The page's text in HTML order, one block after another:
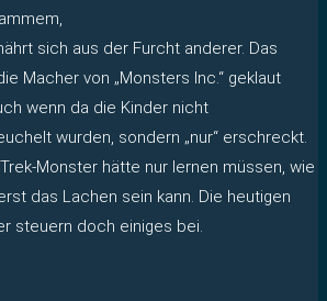
sich aus der Furcht anderer. Das
Macher von „Monsters Inc.“ geklaut
wenn da die Kinder nicht
wurden, sondern „nur“ erschreckt.
Monster hätte nur lernen müssen, wie
das Lachen sein kann. Die heutigen
steuern doch einiges bei.